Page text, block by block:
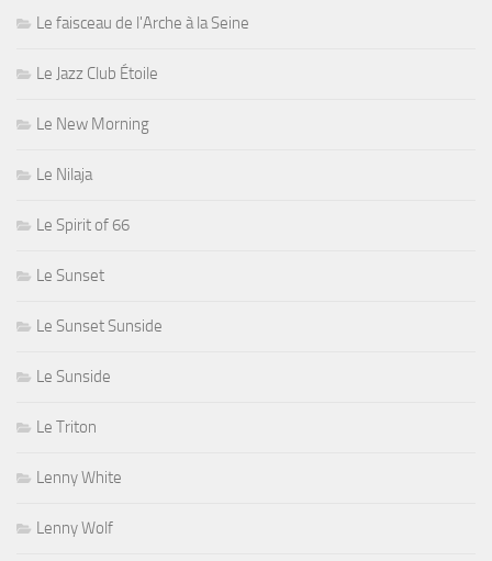
Le faisceau de l'Arche à la Seine
Le Jazz Club Étoile
Le New Morning
Le Nilaja
Le Spirit of 66
Le Sunset
Le Sunset Sunside
Le Sunside
Le Triton
Lenny White
Lenny Wolf